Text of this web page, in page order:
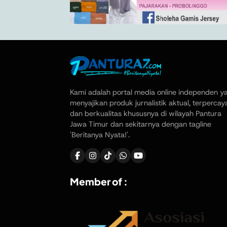
Kami adalah portal media online independen
menyajikan produk jurnalistik aktual,
dan berkualitas khususnya di wilayah Pantura
Jawa Timur dan sekitarnya dengan tagline
'Beritanya Nyata!'.
Member of :